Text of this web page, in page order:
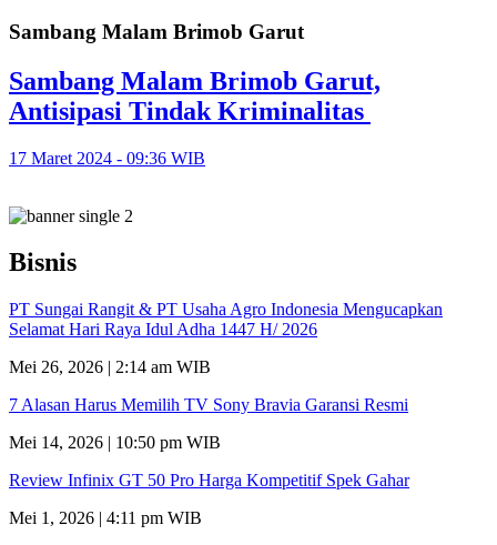
Sambang Malam Brimob Garut
Sambang Malam Brimob Garut,
Antisipasi Tindak Kriminalitas
17 Maret 2024 - 09:36 WIB
Bisnis
PT Sungai Rangit & PT Usaha Agro Indonesia Mengucapkan
Selamat Hari Raya Idul Adha 1447 H/ 2026
Mei 26, 2026 | 2:14 am WIB
7 Alasan Harus Memilih TV Sony Bravia Garansi Resmi
Mei 14, 2026 | 10:50 pm WIB
Review Infinix GT 50 Pro Harga Kompetitif Spek Gahar
Mei 1, 2026 | 4:11 pm WIB